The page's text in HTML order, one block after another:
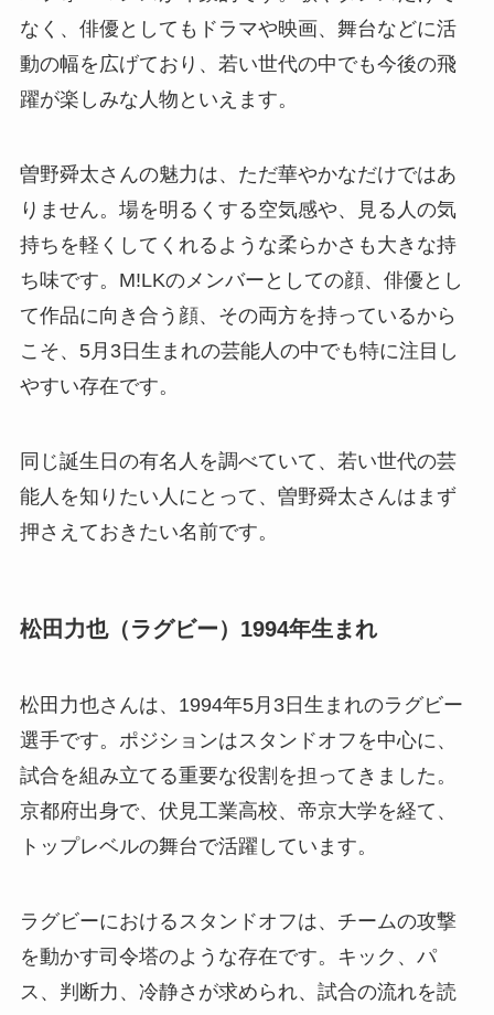
なく、俳優としてもドラマや映画、舞台などに活
動の幅を広げており、若い世代の中でも今後の飛
躍が楽しみな人物といえます。
曽野舜太さんの魅力は、ただ華やかなだけではあ
りません。場を明るくする空気感や、見る人の気
持ちを軽くしてくれるような柔らかさも大きな持
ち味です。M!LKのメンバーとしての顔、俳優とし
て作品に向き合う顔、その両方を持っているから
こそ、5月3日生まれの芸能人の中でも特に注目し
やすい存在です。
同じ誕生日の有名人を調べていて、若い世代の芸
能人を知りたい人にとって、曽野舜太さんはまず
押さえておきたい名前です。
松田力也（ラグビー）1994年生まれ
松田力也さんは、1994年5月3日生まれのラグビー
選手です。ポジションはスタンドオフを中心に、
試合を組み立てる重要な役割を担ってきました。
京都府出身で、伏見工業高校、帝京大学を経て、
トップレベルの舞台で活躍しています。
ラグビーにおけるスタンドオフは、チームの攻撃
を動かす司令塔のような存在です。キック、パ
ス、判断力、冷静さが求められ、試合の流れを読